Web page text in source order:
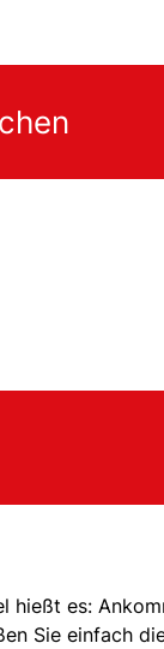
es:
Sie einfach